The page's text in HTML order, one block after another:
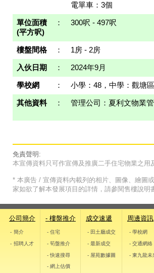
電單車：3個
單位面積
(平方呎)
： 300呎 - 497呎
樓盤間格 ： 1房 - 2房
入伙日期 ： 2024年9月
學校網 ： 小學：48，中學：觀塘區
其他資料 ： 管理公司：夏利文物業
免責聲明:
本宣傳資料只可作宣傳及推廣二手住宅物業之
* 本廣告 / 宣傳資料內載列的相片、圖像、繪圖
家如欲了解本發展項目的詳情，請參閱售樓說
公司簡介
- 簡介
- 招聘人才
- 樓盤推介
- 住宅
- 筍盤推介
- 快速搜尋
- 網上估價
成交速遞
- 田土廳成交
- 最新成交
- 屋苑數據圖
周邊資訊
- 學校網
- 交通網絡
- 東九龍未